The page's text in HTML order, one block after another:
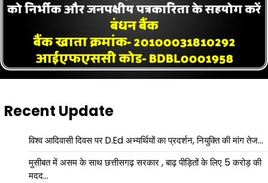
Recent Update
विश्व आदिवासी दिवस पर D.Ed अभ्यर्थियों का प्रदर्शन, नियुक्ति की मांग तेज…
मुसीबत में असम के साथ छत्तीसगढ़ सरकार , बाढ़ पीड़ितों के लिए 5 करोड़ की
मदद…